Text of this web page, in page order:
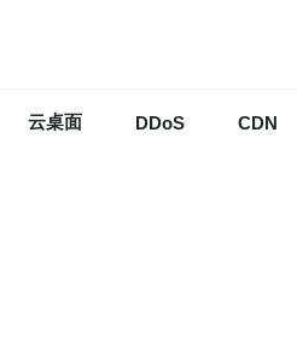
云桌面 DDoS CDN